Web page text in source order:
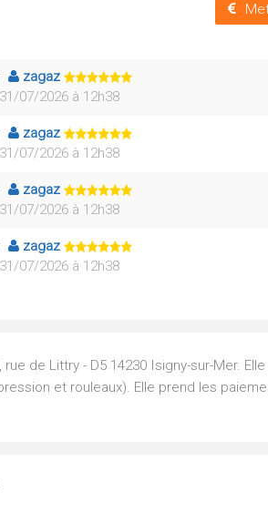
zagaz
31/07/2026 à 12h38
zagaz
31/07/2026 à 12h38
zagaz
31/07/2026 à 12h38
zagaz
31/07/2026 à 12h38
de Littry - D5 14230 Isigny-sur-Mer.
et rouleaux). Elle prend les